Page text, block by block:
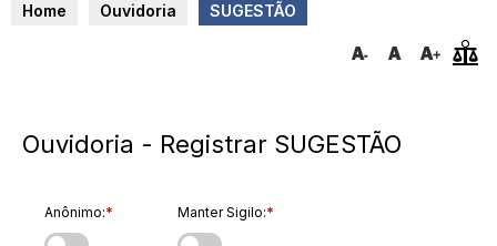
Home
Ouvidoria SUGESTÃO
Ouvidoria - Registrar SUGESTÃO
Anônimo:* Manter Sigilo:*